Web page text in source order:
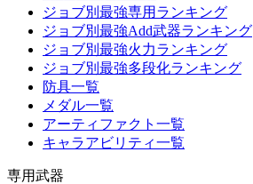
ジョブ別最強専用ランキング
ジョブ別最強Add武器ランキング
ジョブ別最強火力ランキング
ジョブ別最強多段化ランキング
防具一覧
メダル一覧
アーティファクト一覧
キャラアビリティ一覧
専用武器